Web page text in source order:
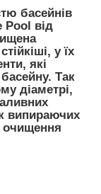
басейнів
Pool від
у їх
які
Так
діаметрі,
випираючих
очищення